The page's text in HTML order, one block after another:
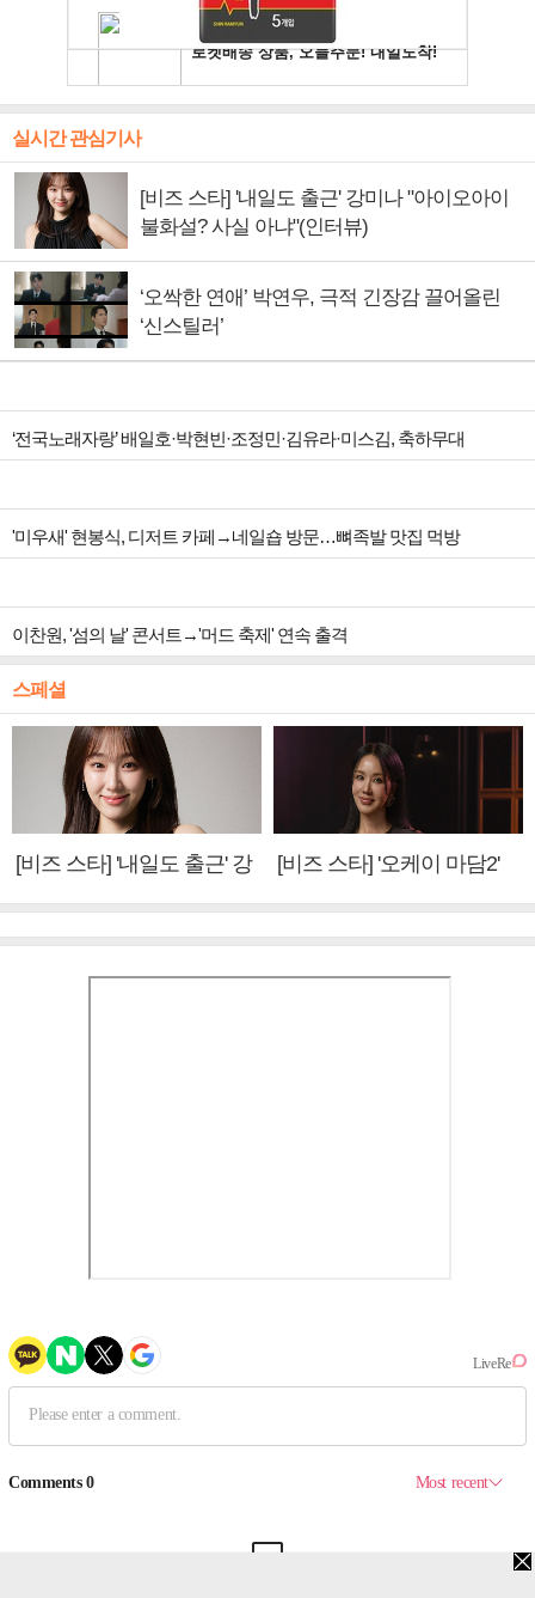
실시간 관심기사
[비즈 스타] '내일도 출근' 강미나 "아이오아이
불화설? 사실 아냐"(인터뷰)
‘오싹한 연애’ 박연우, 극적 긴장감 끌어올린
‘신스틸러’
‘전국노래자랑’ 배일호·박현빈·조정민·김유라·미스김, 축하무대
'미우새' 현봉식, 디저트 카페→네일숍 방문…뼈족발 맛집 먹방
이찬원, '섬의 날' 콘서트→'머드 축제' 연속 출격
스페셜
[비즈 스타] '내일도 출근' 강
[비즈 스타] '오케이 마담2'